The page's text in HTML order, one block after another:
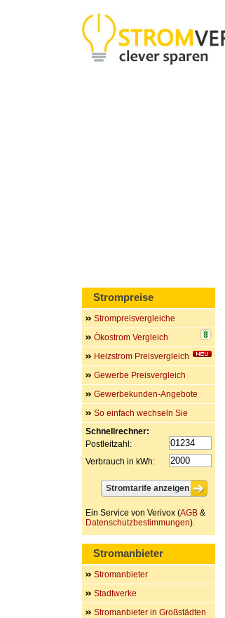
Strompreise
Strompreisvergleiche
Ökostrom Vergleich
Heizstrom Preisvergleich
Gewerbe Preisvergleich
Gewerbekunden-Angebote
So einfach wechseln Sie
Schnellrechner:
Postleitzahl:
Verbrauch in kWh:
Ein Service von Verivox (AGB &
Datenschutzbestimmungen).
Stromanbieter
Stromanbieter
Stadtwerke
Stromanbieter in Großstädten